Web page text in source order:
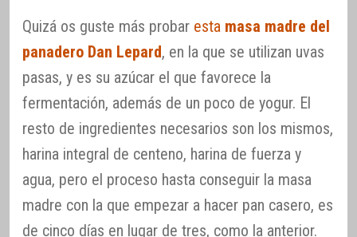
Quizá os guste más probar esta masa madre del
panadero Dan Lepard, en la que se utilizan uvas
pasas, y es su azúcar el que favorece la
fermentación, además de un poco de yogur. El
resto de ingredientes necesarios son los mismos,
harina integral de centeno, harina de fuerza y
agua, pero el proceso hasta conseguir la masa
madre con la que empezar a hacer pan casero, es
de cinco días en lugar de tres, como la anterior.